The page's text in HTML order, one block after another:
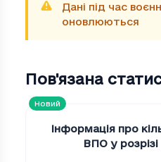
Дані під час
оновлюються
Пов'язана
Новий
Інформація про
ВПО у розрізі